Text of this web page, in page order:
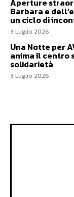
Aperture
Barbara e
un ciclo di
3 Luglio 2026
Una Notte per
anima il centro
solidarietà
3 Luglio 2026